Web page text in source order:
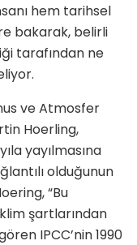
hem tarihsel
bakarak, belirli
tarafından ne
ve Atmosfer
Hoerling,
yayılmasına
olduğunun
“Bu
şartlarından
IPCC’nin 1990